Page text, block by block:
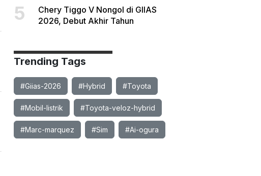
5
Chery Tiggo V Nongol di GIIAS
2026, Debut Akhir Tahun
Trending Tags
#Giias-2026 #Hybrid #Toyota
#Mobil-listrik #Toyota-veloz-hybrid
#Marc-marquez #Sim #Ai-ogura